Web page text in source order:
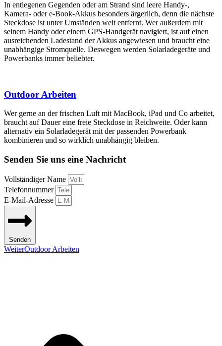
In entlegenen Gegenden oder am Strand sind leere Handy-,
Kamera- oder e-Book-Akkus besonders ärgerlich, denn die nächste
Steckdose ist unter Umständen weit entfernt. Wer außerdem mit
seinem Handy oder einem GPS-Handgerät navigiert, ist auf einen
ausreichenden Ladestand der Akkus angewiesen und braucht eine
unabhängige Stromquelle. Deswegen werden Solarladegeräte und
Powerbanks immer beliebter.
Outdoor Arbeiten
Wer gerne an der frischen Luft mit MacBook, iPad und Co arbeitet,
braucht auf Dauer eine freie Steckdose in Reichweite. Oder kann
alternativ ein Solarladegerät mit der passenden Powerbank
kombinieren und so wirklich unabhängig bleiben.
Senden Sie uns eine Nachricht
Vollständiger Name
Telefonnummer
E-Mail-Adresse
Senden
WeiterOutdoor Arbeiten